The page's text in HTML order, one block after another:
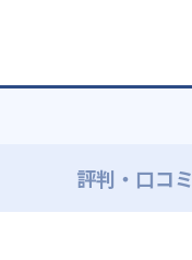
評判・口コミ